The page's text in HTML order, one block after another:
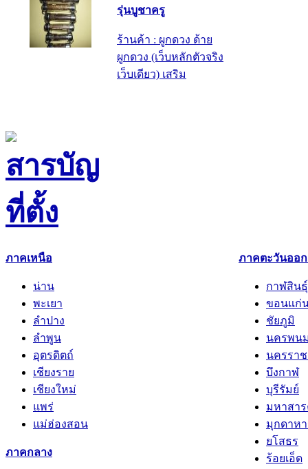
รุ่นบูชาครู
ร้านค้า : ผูกดวง ด้าย
ผูกดวง (เว็บหลักตัวจริง
เว็บเดียว) เสริม
ภาคเหนือ
น่าน
พะเยา
ลำปาง
ลำพูน
อุตรดิตถ์
เชียงราย
เชียงใหม่
แพร่
แม่ฮ่องสอน
ภาคกลาง
ภาคตะวันออก
กาฬสินธุ์
ขอนแก่
ชัยภูมิ
นครพน
นครรา
บึงกาฬ
บุรีรัมย์
มหาสา
มุกดาห
ยโสธร
ร้อยเอ็ด